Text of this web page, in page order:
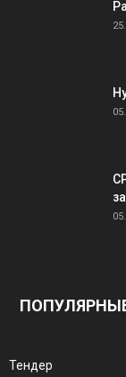
Тендер